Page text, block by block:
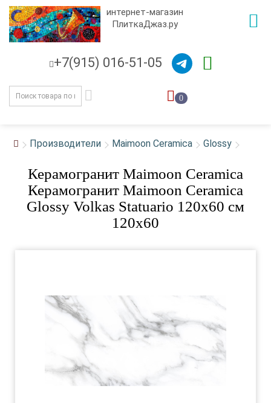
интернет-магазин
ПлиткаДжаз.ру
+7(915) 016-51-05
0
Производители Maimoon Ceramica Glossy
Керамогранит Maimoon Ceramica
Керамогранит Maimoon Ceramica
Glossy Volkas Statuario 120х60 см
120x60